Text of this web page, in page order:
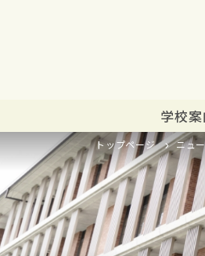
学校案
トップページ ニュ